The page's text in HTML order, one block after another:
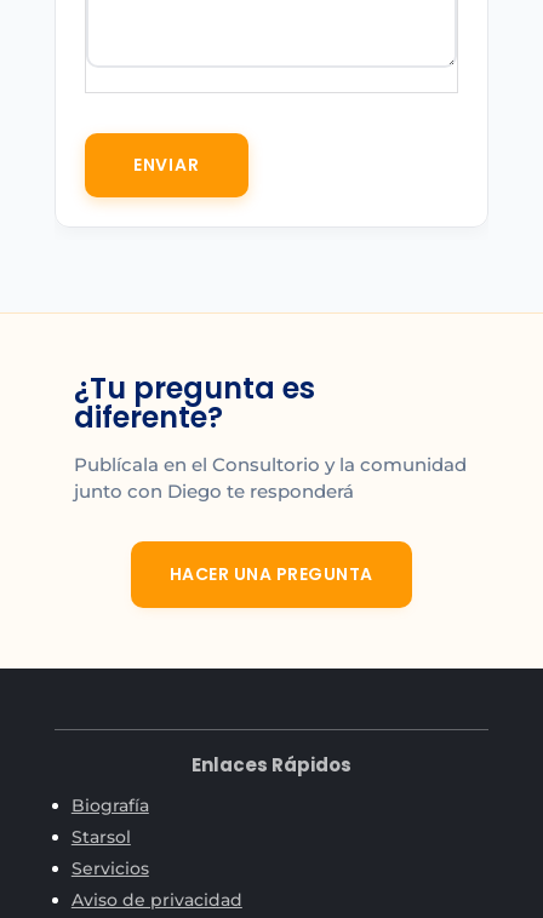
ENVIAR
¿Tu pregunta es
diferente?
Publícala en el Consultorio y la comunidad
junto con Diego te responderá
HACER UNA PREGUNTA
Enlaces Rápidos
Biografía
Starsol
Servicios
Aviso de privacidad